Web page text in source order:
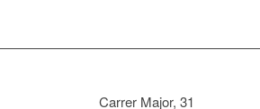
Carrer Major, 31